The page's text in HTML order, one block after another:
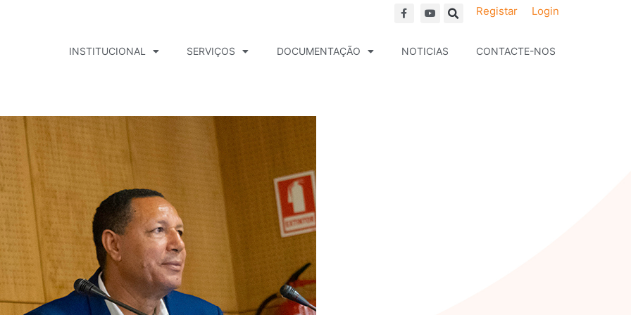
F
a
b
o
Y
o
u
b
Registar Login
INSTITUCIONAL SERVIÇOS DOCUMENTAÇÃO NOTICIAS CONTACTE-NOS